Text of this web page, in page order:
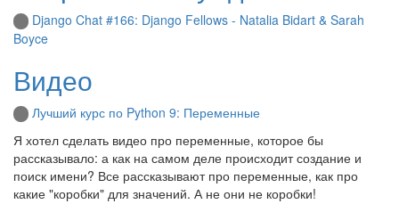
Django Chat #166: Django Fellows - Natalia Bidart & Sarah
Boyce
Видео
Лучший курс по Python 9: Переменные
Я хотел сделать видео про переменные, которое бы
рассказывало: а как на самом деле происходит создание и
поиск имени? Все рассказывают про переменные, как про
какие "коробки" для значений. А не они не коробки!